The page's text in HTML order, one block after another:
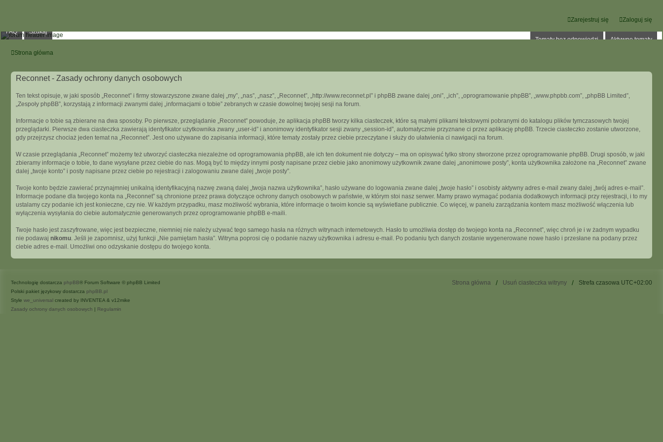
Zaloguj się
Zarejestruj się
Tematy bez odpowiedzi Aktywne tematy
FAQ Szukaj
Strona główna
Reconnet - Zasady ochrony danych osobowych
Ten tekst opisuje, w jaki sposób „Reconnet” i firmy stowarzyszone zwane dalej „my”, „nas”, „nasz”, „Reconnet”, „http://www.reconnet.pl” i phpBB zwane dalej „oni”, „ich”, „oprogramowanie phpBB”, „www.phpbb.com”, „phpBB Limited”,
„Zespoły phpBB”, korzystają z informacji zwanymi dalej „informacjami o tobie” zebranych w czasie dowolnej twojej sesji na forum.
Informacje o tobie są zbierane na dwa sposoby. Po pierwsze, przeglądanie „Reconnet” powoduje, że aplikacja phpBB tworzy kilka ciasteczek, które są małymi plikami tekstowymi pobranymi do katalogu plików tymczasowych twojej
przeglądarki. Pierwsze dwa ciasteczka zawierają identyfikator użytkownika zwany „user-id” i anonimowy identyfikator sesji zwany „session-id”, automatycznie przyznane ci przez aplikację phpBB. Trzecie ciasteczko zostanie utworzone,
gdy przejrzysz chociaż jeden temat na „Reconnet”. Jest ono używane do zapisania informacji, które tematy zostały przez ciebie przeczytane i służy do ułatwienia ci nawigacji na forum.
W czasie przeglądania „Reconnet” możemy też utworzyć ciasteczka niezależne od oprogramowania phpBB, ale ich ten dokument nie dotyczy – ma on opisywać tylko strony stworzone przez oprogramowanie phpBB. Drugi sposób, w jaki
zbieramy informacje o tobie, to dane wysyłane przez ciebie do nas. Mogą być to między innymi posty napisane przez ciebie jako anonimowy użytkownik zwane dalej „anonimowe posty”, konta użytkownika założone na „Reconnet” zwane
dalej „twoje konto” i posty napisane przez ciebie po rejestracji i zalogowaniu zwane dalej „twoje posty”.
Twoje konto będzie zawierać przynajmniej unikalną identyfikacyjną nazwę zwaną dalej „twoja nazwa użytkownika”, hasło używane do logowania zwane dalej „twoje hasło” i osobisty aktywny adres e-mail zwany dalej „twój adres e-mail”.
Informacje podane dla twojego konta na „Reconnet” są chronione przez prawa dotyczące ochrony danych osobowych w państwie, w którym stoi nasz serwer. Mamy prawo wymagać podania dodatkowych informacji przy rejestracji, i to my
ustalamy czy podanie ich jest konieczne, czy nie. W każdym przypadku, masz możliwość wybrania, które informacje o twoim koncie są wyświetlane publicznie. Co więcej, w panelu zarządzania kontem masz możliwość włączenia lub
wyłączenia wysyłania do ciebie automatycznie generowanych przez oprogramowanie phpBB e-maili.
Twoje hasło jest zaszyfrowane, więc jest bezpieczne, niemniej nie należy używać tego samego hasła na różnych witrynach internetowych. Hasło to umożliwia dostęp do twojego konta na „Reconnet”, więc chroń je i w żadnym wypadku
nie podawaj nikomu. Jeśli je zapomnisz, użyj funkcji „Nie pamiętam hasła”. Witryna poprosi cię o podanie nazwy użytkownika i adresu e-mail. Po podaniu tych danych zostanie wygenerowane nowe hasło i przesłane na podany przez
ciebie adres e-mail. Umożliwi ono odzyskanie dostępu do twojego konta.
Strona główna Usuń ciasteczka witryny Strefa czasowa UTC+02:00
Technologię dostarcza phpBB® Forum Software © phpBB Limited
Polski pakiet językowy dostarcza phpBB.pl
Style we_universal created by INVENTEA & v12mike
Zasady ochrony danych osobowych | Regulamin